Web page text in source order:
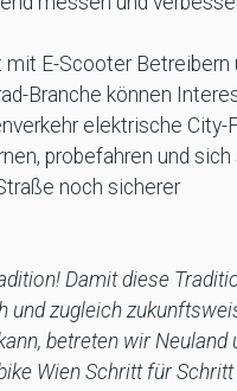
mit E-Scooter Betreibern
Branche können
elektrische City-
probefahren und sich
noch sicherer
Damit diese
und zugleich
betreten wir Neuland
Wien Schritt für Schritt